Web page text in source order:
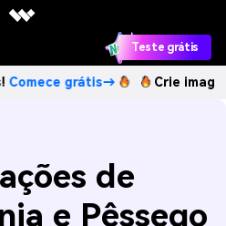
Teste grátis
grátis→ Crie imagens com
de
e Pêssego